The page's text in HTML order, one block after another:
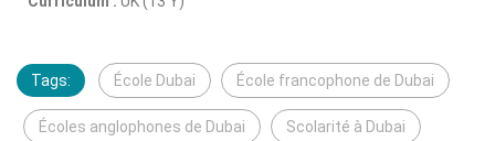
Tags: École Dubai École francophone de Dubai
Écoles anglophones de Dubai Scolarité à Dubai